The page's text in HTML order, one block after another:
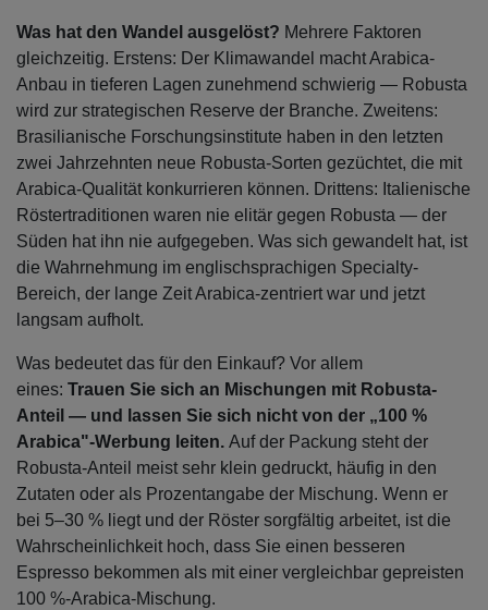
Was hat den Wandel ausgelöst? Mehrere Faktoren
gleichzeitig. Erstens: Der Klimawandel macht Arabica-
Anbau in tieferen Lagen zunehmend schwierig — Robusta
wird zur strategischen Reserve der Branche. Zweitens:
Brasilianische Forschungsinstitute haben in den letzten
zwei Jahrzehnten neue Robusta-Sorten gezüchtet, die mit
Arabica-Qualität konkurrieren können. Drittens: Italienische
Röstertraditionen waren nie elitär gegen Robusta — der
Süden hat ihn nie aufgegeben. Was sich gewandelt hat, ist
die Wahrnehmung im englischsprachigen Specialty-
Bereich, der lange Zeit Arabica-zentriert war und jetzt
langsam aufholt.
Was bedeutet das für den Einkauf? Vor allem
eines: Trauen Sie sich an Mischungen mit Robusta-
Anteil — und lassen Sie sich nicht von der „100 %
Arabica"-Werbung leiten. Auf der Packung steht der
Robusta-Anteil meist sehr klein gedruckt, häufig in den
Zutaten oder als Prozentangabe der Mischung. Wenn er
bei 5–30 % liegt und der Röster sorgfältig arbeitet, ist die
Wahrscheinlichkeit hoch, dass Sie einen besseren
Espresso bekommen als mit einer vergleichbar gepreisten
100 %-Arabica-Mischung.